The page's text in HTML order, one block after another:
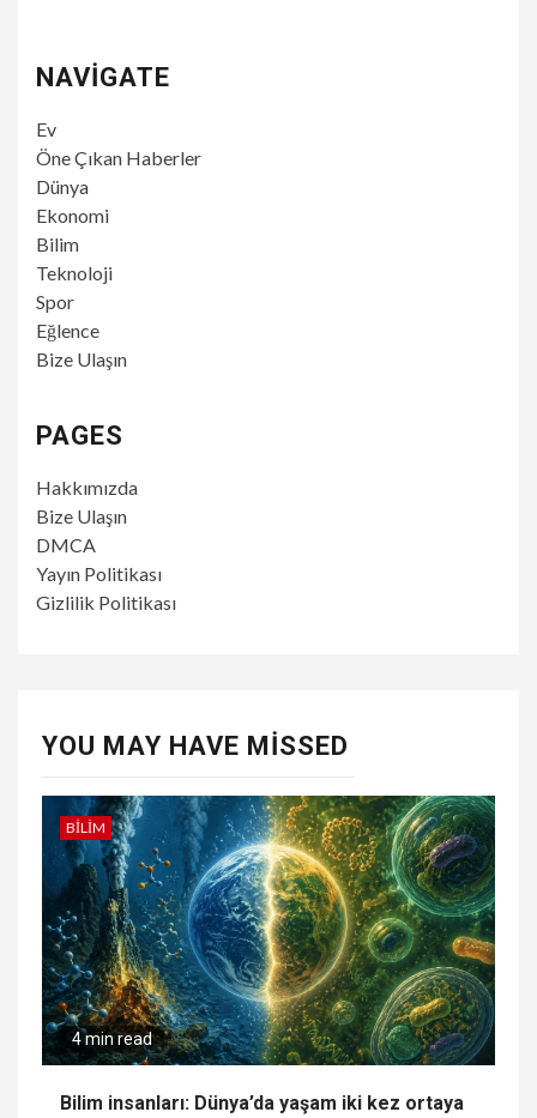
NAVIGATE
Ev
Öne Çıkan Haberler
Dünya
Ekonomi
Bilim
Teknoloji
Spor
Eğlence
Bize Ulaşın
PAGES
Hakkımızda
Bize Ulaşın
DMCA
Yayın Politikası
Gizlilik Politikası
YOU MAY HAVE MISSED
BILIM
4 min read
Bilim insanları: Dünya’da yaşam iki kez ortaya